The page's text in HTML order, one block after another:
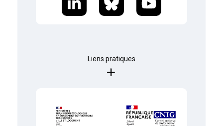
Liens pratiques